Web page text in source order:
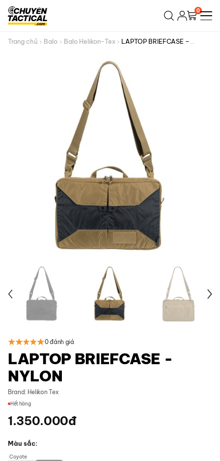
Bỏ
qua
dung
0
Trang chủ Balo Balo Helikon-Tex
LAPTOP BRIEFCASE –
0 đánh giá
LAPTOP BRIEFCASE -
NYLON
Brand: Helikon Tex
Hết hàng
1.350.000đ
Màu sắc
Coyote